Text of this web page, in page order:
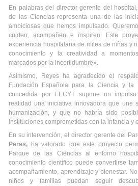
En palabras del director gerente del hospital,
de las Ciencias representa una de las
ambiciosas que hemos impulsado.
cuiden, acompañen e inspiren. Este
experiencia hospitalaria de miles de niñas y
conocimiento y la creatividad a
marcados por la incertidumbre».
Asimismo, Reyes ha agradecido el
Fundación Española para la Ciencia y la
concedida por FECYT supone un
realidad una iniciativa innovadora que une
humanización, y que no habría sido
instituciones comprometidas con la infancia y
En su intervención, el director gerente del
Peres, ha valorado que este proyecto
Parque de las Ciencias al entorno
conocimiento científico puede convertirse
acompañamiento, aprendizaje y bienestar.
niños y familias puedan seguir